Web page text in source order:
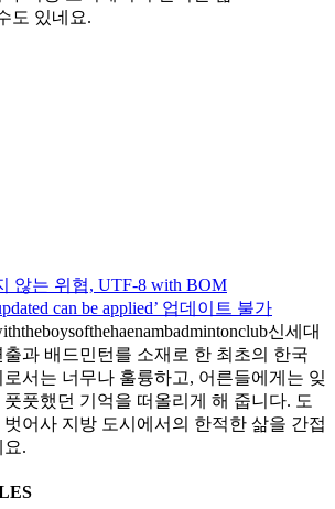
도 있네요.
않는 위협, UTF-8 with BOM
can be applied’ 업데이트 불가
신세대
과 배드민턴를 소재로 한 최초의 한국
서는 너무나 훌륭하고, 어른들에게는 잊
풋했던 기억을 떠올리게 해 줍니다. 도
어사 지방 도시에서의 한적한 삶을 간접
요.